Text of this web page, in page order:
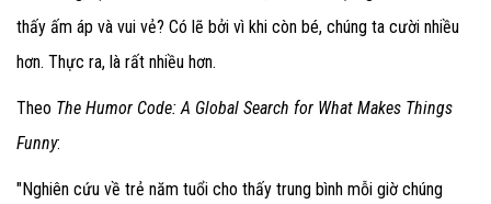
thấy ấm áp và vui vẻ? Có lẽ bởi vì khi còn bé, chúng ta cười nhiều
hơn. Thực ra, là rất nhiều hơn.
Theo The Humor Code: A Global Search for What Makes Things
Funny:
"Nghiên cứu về trẻ năm tuổi cho thấy trung bình mỗi giờ chúng